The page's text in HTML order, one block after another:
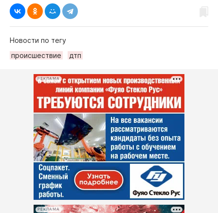
Новости по тегу
происшествие
дтп
РЕКЛАМА
РЕКЛАМА